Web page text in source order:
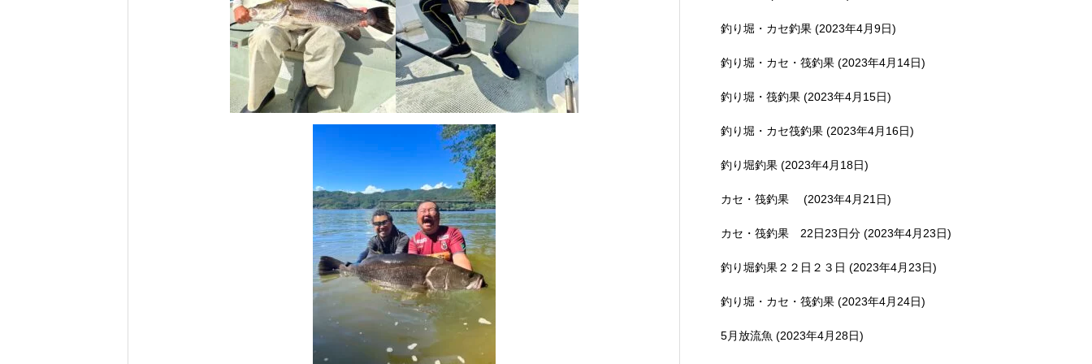
釣り堀・カセ釣果 (2023年4月9日)
釣り堀・カセ・筏釣果 (2023年4月14日)
釣り堀・筏釣果 (2023年4月15日)
釣り堀・カセ筏釣果 (2023年4月16日)
釣り堀釣果 (2023年4月18日)
カセ・筏釣果 (2023年4月21日)
カセ・筏釣果 22日23日分 (2023年4月23日)
釣り堀釣果２２日２３日 (2023年4月23日)
釣り堀・カセ・筏釣果 (2023年4月24日)
5月放流魚 (2023年4月28日)